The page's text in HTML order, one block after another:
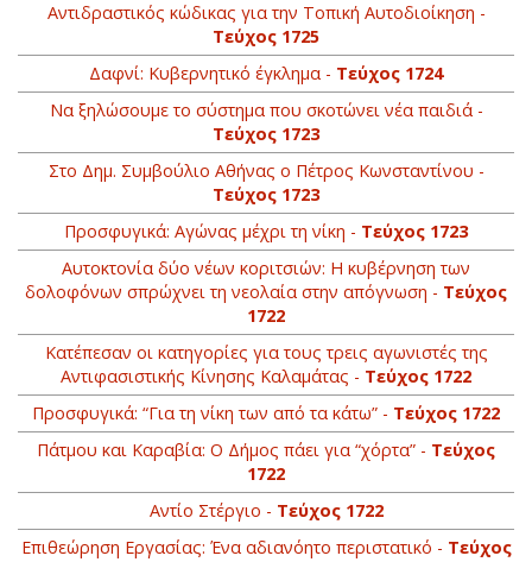
Αντιδραστικός κώδικας για την Τοπική Αυτοδιοίκηση -
Τεύχος 1725
Δαφνί: Κυβερνητικό έγκλημα - Τεύχος 1724
Να ξηλώσουμε το σύστημα που σκοτώνει νέα παιδιά -
Τεύχος 1723
Στο Δημ. Συμβούλιο Αθήνας ο Πέτρος Κωνσταντίνου -
Τεύχος 1723
Προσφυγικά: Αγώνας μέχρι τη νίκη - Τεύχος 1723
Αυτοκτονία δύο νέων κοριτσιών: Η κυβέρνηση των
δολοφόνων σπρώχνει τη νεολαία στην απόγνωση - Τεύχος
1722
Kατέπεσαν οι κατηγορίες για τους τρεις αγωνιστές της
Αντιφασιστικής Κίνησης Καλαμάτας - Τεύχος 1722
Προσφυγικά: “Για τη νίκη των από τα κάτω” - Τεύχος 1722
Πάτμου και Καραβία: Ο Δήμος πάει για “χόρτα” - Τεύχος
1722
Αντίο Στέργιο - Τεύχος 1722
Επιθεώρηση Εργασίας: Ένα αδιανόητο περιστατικό - Τεύχος